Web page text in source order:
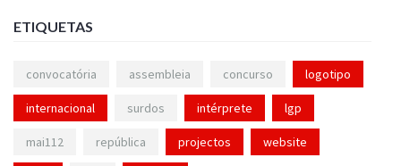
ETIQUETAS
convocatória assembleia concurso logotipo
internacional surdos intérprete lgp
mai112 república projectos website